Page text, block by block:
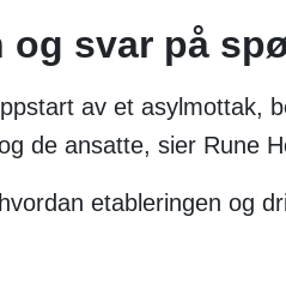
og svar på
av et asylmottak,
de ansatte, sier Rune
etableringen og